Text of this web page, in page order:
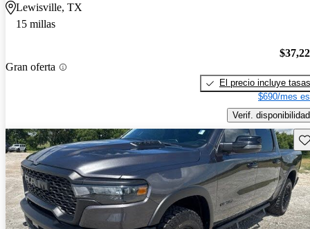
Lewisville, TX
15 millas
Gran oferta
El precio incluye tasas
$690/mes
Verif. disponibilidad